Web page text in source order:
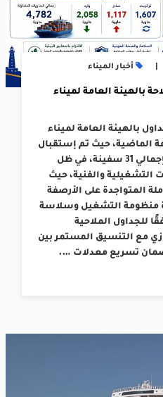
أخبار الميناء
بالهيئة العامة لميناء
بالهيئة العامة لميناء
خلال الـ 24 ساعة الماضية، حيث تم إستقبال
عدد 14 سفينة ومغادرة 17 بإجمالي 31 سفينة، في ظل
التشغيلية والفنية، حيث
المتواجدة على الأرصفة
منظومة التشغيل وسلاسة
للجداول الملاحية
مع التنسيق المستمر بين
تسريع معدلات ….